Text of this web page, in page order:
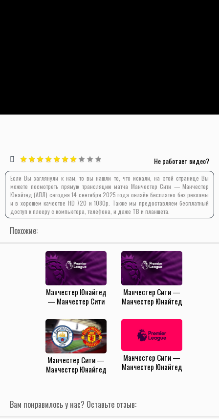
Не работает видео?
Если Вы заглянули к нам, то вы нашли то, что искали, на этой странице Вы
можете посмотреть прямую трансляцию матча Манчестер Сити — Манчестер
Юнайтед (АПЛ) сегодня 14 сентября 2025 года онлайн бесплатно без рекламы
и в хорошем качестве HD 720 и 1080p. Также мы предоставляем бесплатный
доступ к плееру с компьютера, телефона, и даже ТВ и планшета.
Похожие:
Манчестер Юнайтед
— Манчестер Сити
Манчестер Сити —
Манчестер Юнайтед
Манчестер Сити —
Манчестер Юнайтед
Манчестер Сити —
Манчестер Юнайтед
Вам понравилось у нас? Оставьте отзыв: